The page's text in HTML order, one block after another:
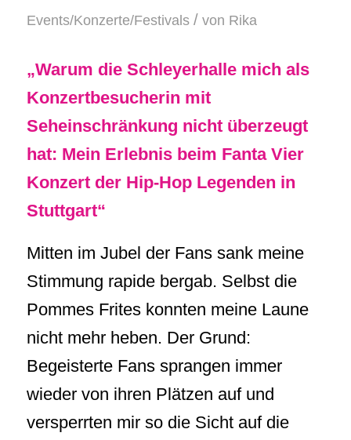
Events/Konzerte/Festivals / von Rika
„Warum die Schleyerhalle mich als
Konzertbesucherin mit
Seheinschränkung nicht überzeugt
hat: Mein Erlebnis beim Fanta Vier
Konzert der Hip-Hop Legenden in
Stuttgart“
Mitten im Jubel der Fans sank meine
Stimmung rapide bergab. Selbst die
Pommes Frites konnten meine Laune
nicht mehr heben. Der Grund:
Begeisterte Fans sprangen immer
wieder von ihren Plätzen auf und
versperrten mir so die Sicht auf die